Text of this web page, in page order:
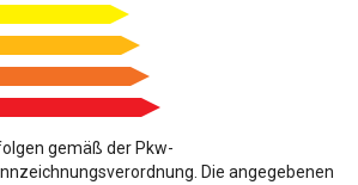
gemäß der Pkw-
Die angegebenen